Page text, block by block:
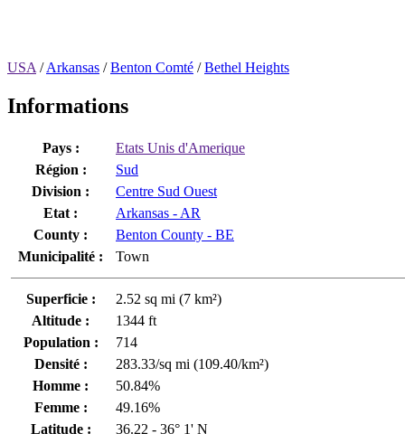
USA /Arkansas /Benton Comté /Bethel Heights
Informations
Pays :
Etats Unis d'Amerique
Région :
Sud
Division :
Centre Sud Ouest
Etat :
Arkansas - AR
County :
Benton County - BE
Municipalité :
Town
Superficie :
2.52 sq mi (7 km²)
Altitude :
1344 ft
Population :
714
Densité :
283.33/sq mi (109.40/km²)
Homme :
50.84%
Femme :
49.16%
Latitude :
36.22 - 36° 1' N